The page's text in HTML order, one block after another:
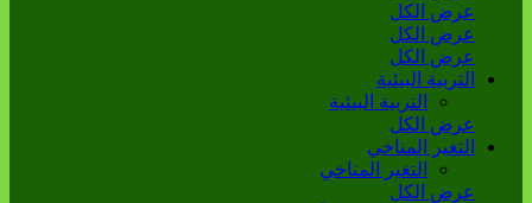
عرض الكل
عرض الكل
عرض الكل
التربية البيئية
التربية البيئية
عرض الكل
التغير المناخي
التغير المناخي
عرض الكل